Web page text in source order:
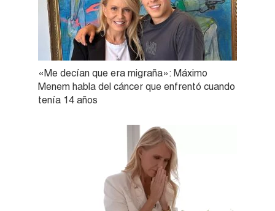
«Me decían que era migraña»: Máximo
Menem habla del cáncer que enfrentó cuando
tenía 14 años